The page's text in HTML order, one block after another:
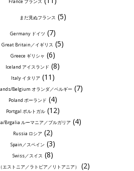
まだ見ぬフランス (5)
Germany ドイツ (7)
Great Britain／イギリス (5)
Greece ギリシャ (6)
Iceland アイスランド (8)
Italy イタリア(11)
Belgium オランダ／ベルギー(7)
Poland ポーランド (4)
Portgal ポルトガル(12)
Brgalia ルーマニア／ブルガリア (4)
Russia ロシア(2)
Spain／スペイン (3)
Swiss／スイス (8)
エストニア／ラトビア／リトアニア） (2)